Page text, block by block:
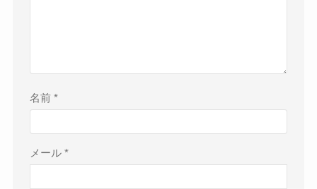
名前*
メール*